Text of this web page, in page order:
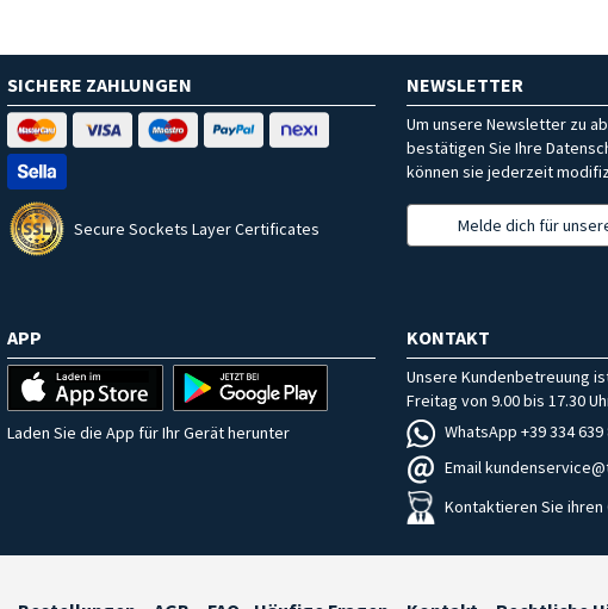
SICHERE ZAHLUNGEN
Secure Sockets Layer Certificates
NEWSLETTER
Um unsere Newsletter zu
bestätigen Sie Ihre
können sie jederzeit
Melde dich für
APP
Laden Sie die App für Ihr Gerät herunter
KONTAKT
Unsere Kundenbetreuung
Freitag von 9.00 bis 17.30
WhatsApp +39 334 639
Email
Kontaktieren Sie